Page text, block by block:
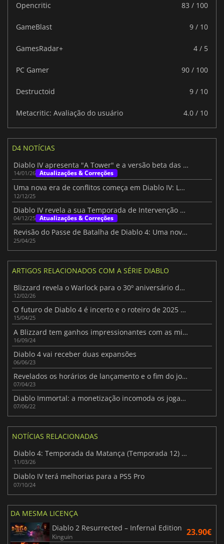
Opencritic 83 / 100
GameBlast 9 / 10
GamesRadar+ 4 / 5
PC Gamer 90 / 100
Destructoid 9 / 10
Metacritic: Avaliação do usuário 4.0 / 10
D4 NOTÍCIAS
Diablo IV apresenta "A Tower" e a versão beta das tabelas de classificação
14/01/26 Atualizações & Correções
Uma nova era de conflitos começa em Diablo IV: Lord of Hatred
12/12/25
Diablo IV revela a sua Temporada de Intervenção Divina
04/12/25 Atualizações & Correções
Revisão do Passe de Batalha de Diablo 4: Uma nova era de escolha do jogador na Temporada 8
25/04/25
ARTIGOS RELACIONADOS COM A SÉRIE DIABLO
Blizzard revela o Warlock para o 30º aniversário de Diablo
12/02/26
O futuro de Diablo 4 é incerto e o roteiro de 2025 desilude os fãs
15/04/25
A Blizzard tem ganhos impressionantes com as microtransacções de Diablo IV
16/09/24
Diablo 4 vai receber duas expansões
06/06/23
Revelados os horários de lançamento e o fim do jogo de Diablo 4
07/04/23
Diablo Immortal: a monetização incomoda os jogadores
07/06/22
NOTÍCIAS RELACIONADAS
Diablo 4: Temporada da Matança (Temporada 12) Liberte o Carniceiro que há dentro de você
11/03/26
Diablo IV terá melhorias para a PS5 Pro
07/10/24
DA MESMA LICENÇA
Diablo 2 Resurrected – Infernal Edition
Kinguin 23.90€